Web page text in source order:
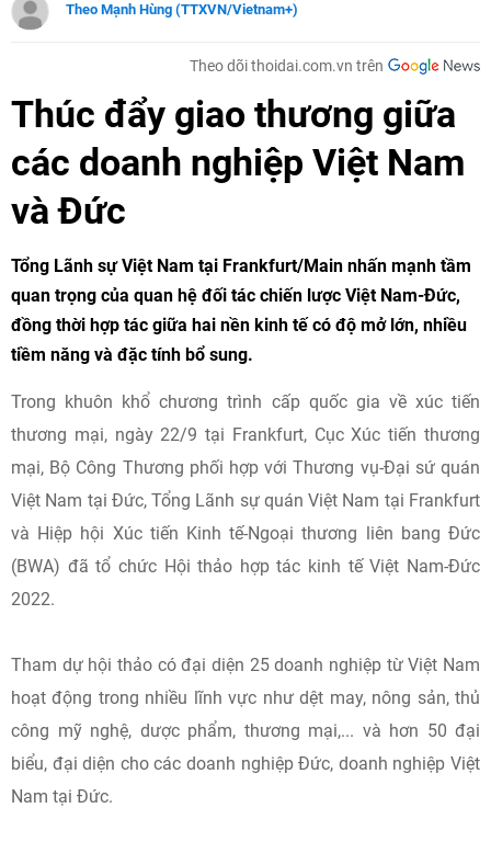
Theo Mạnh Hùng (TTXVN/Vietnam+)
Theo dõi thoidai.com.vn trên
Thúc đẩy giao thương giữa
các doanh nghiệp Việt Nam
và Đức
Tổng Lãnh sự Việt Nam tại Frankfurt/Main nhấn mạnh tầm
quan trọng của quan hệ đối tác chiến lược Việt Nam-Đức,
đồng thời hợp tác giữa hai nền kinh tế có độ mở lớn, nhiều
tiềm năng và đặc tính bổ sung.
Trong khuôn khổ chương trình cấp quốc gia về xúc tiến
thương mại, ngày 22/9 tại Frankfurt, Cục Xúc tiến thương
mại, Bộ Công Thương phối hợp với Thương vụ-Đại sứ quán
Việt Nam tại Đức, Tổng Lãnh sự quán Việt Nam tại Frankfurt
và Hiệp hội Xúc tiến Kinh tế-Ngoại thương liên bang Đức
(BWA) đã tổ chức Hội thảo hợp tác kinh tế Việt Nam-Đức
2022.
Tham dự hội thảo có đại diện 25 doanh nghiệp từ Việt Nam
hoạt động trong nhiều lĩnh vực như dệt may, nông sản, thủ
công mỹ nghệ, dược phẩm, thương mại,... và hơn 50 đại
biểu, đại diện cho các doanh nghiệp Đức, doanh nghiệp Việt
Nam tại Đức.